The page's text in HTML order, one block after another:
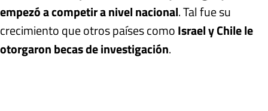
empezó a competir a nivel nacional. Tal fue su
crecimiento que otros países comoIsrael y Chile le
otorgaron becas de investigación.